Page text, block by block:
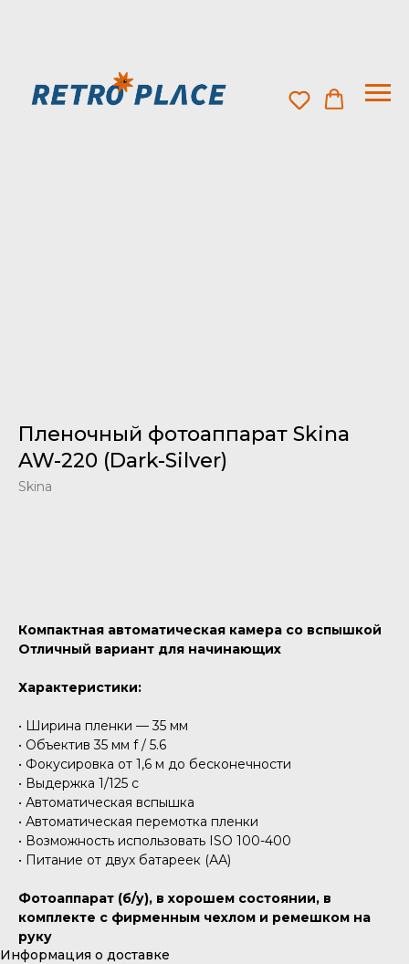
Пленочный фотоаппарат Skina
AW-220 (Dark-Silver)
Skina
Компактная автоматическая камера со вспышкой
Отличный вариант для начинающих
Характеристики:
• Ширина пленки — 35 мм
• Объектив 35 мм f / 5.6
• Фокусировка от 1,6 м до бесконечности
• Выдержка 1/125 c
• Автоматическая вспышка
• Автоматическая перемотка пленки
• Возможность использовать ISO 100-400
• Питание от двух батареек (АА)
Фотоаппарат (б/у), в хорошем состоянии, в
комплекте с фирменным чехлом и ремешком на
руку
Информация о доставке